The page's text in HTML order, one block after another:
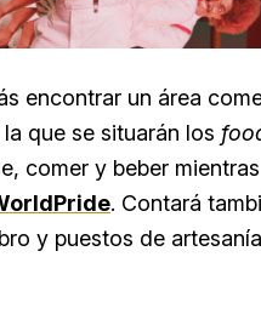
encontrar un área
que se situarán los
comer y beber mientras
. Contará
y puestos de